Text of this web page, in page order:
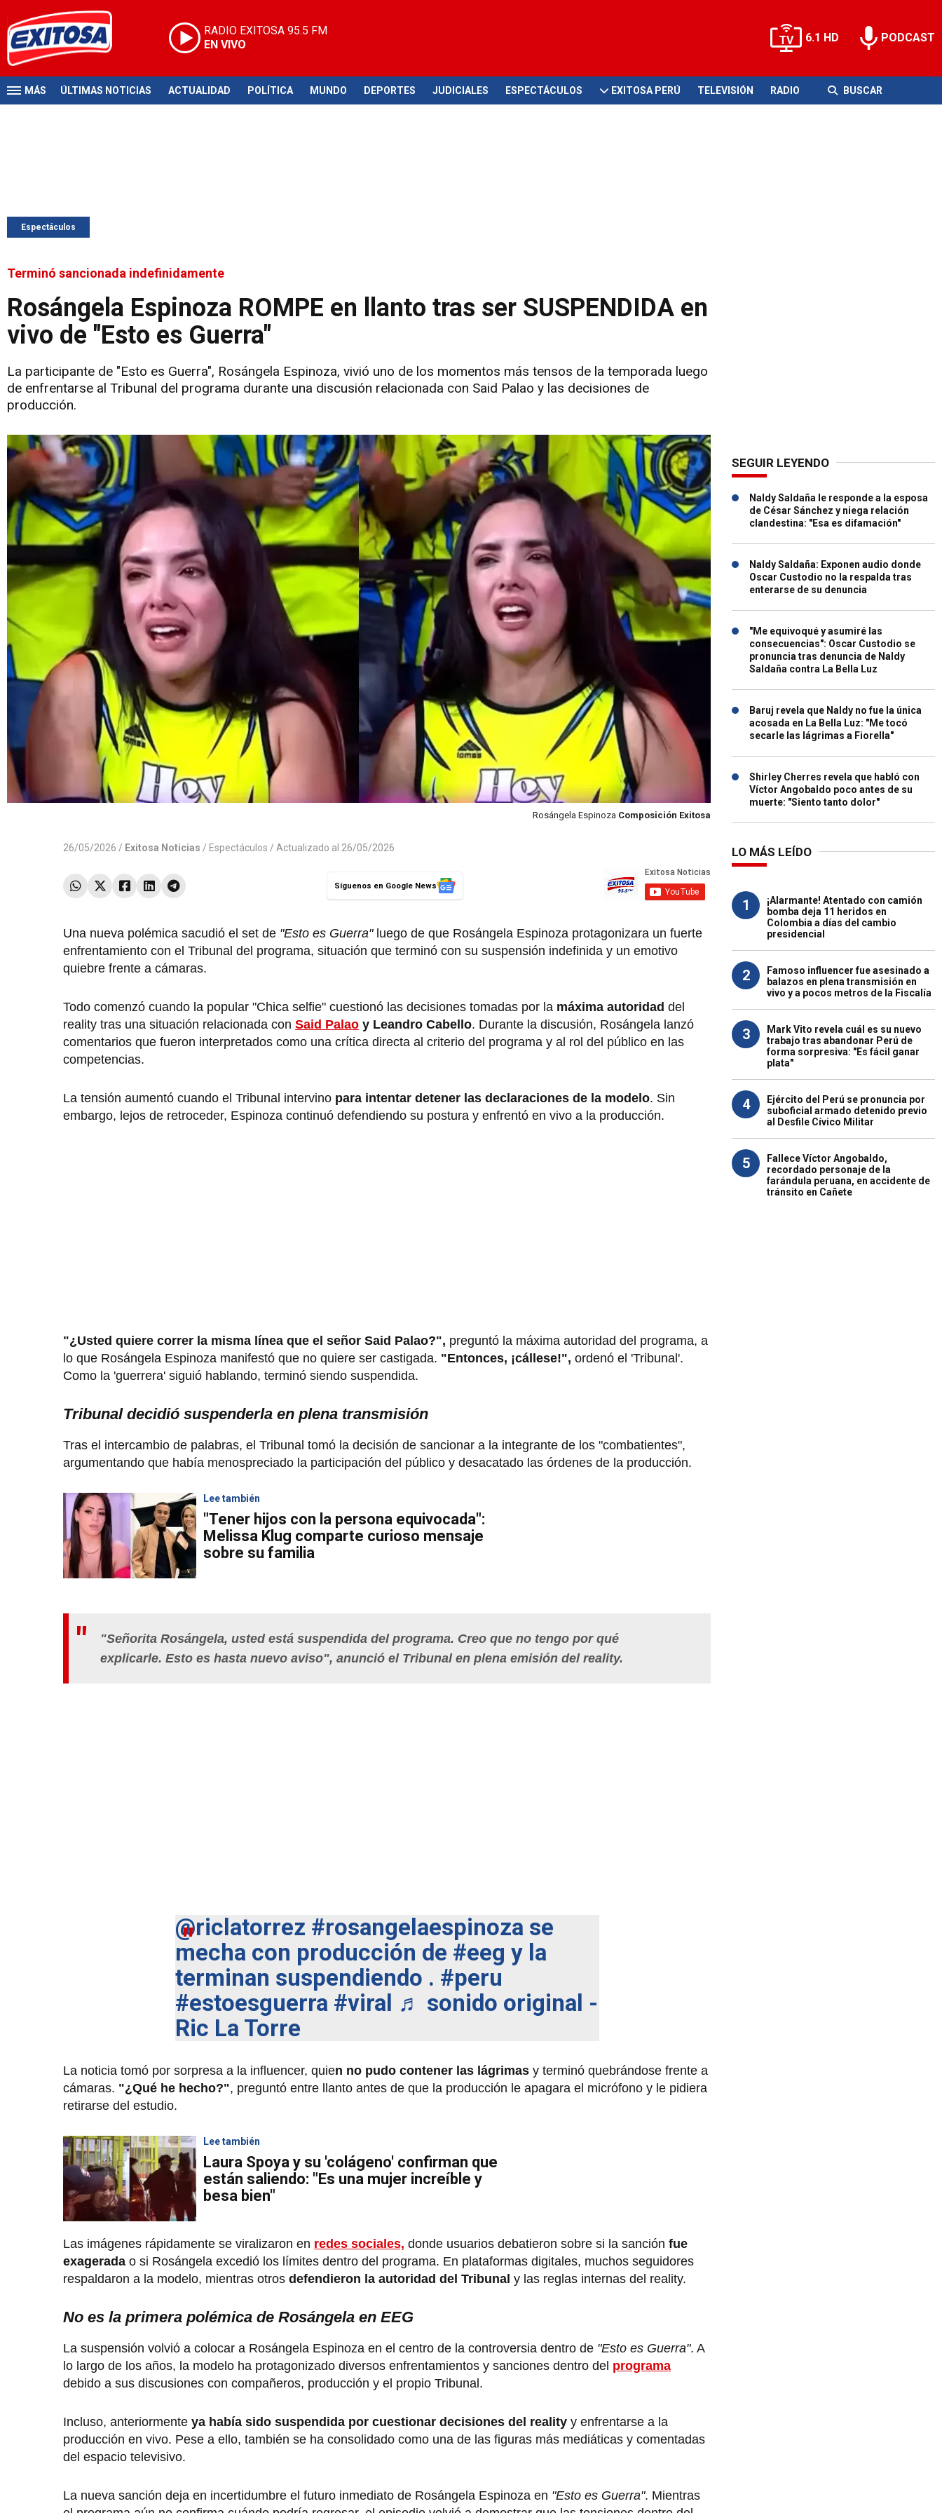
RADIO EXITOSA 95.5 FM
EN VIVO
6.1 HD PODCAST
MÁS ÚLTIMAS NOTICIAS ACTUALIDAD POLÍTICA MUNDO DEPORTES JUDICIALES ESPECTÁCULOS EXITOSA PERÚ TELEVISIÓN RADIO BUSCAR
Espectáculos
Terminó sancionada indefinidamente
Rosángela Espinoza ROMPE en llanto tras ser SUSPENDIDA en
vivo de "Esto es Guerra"
La participante de "Esto es Guerra", Rosángela Espinoza, vivió uno de los momentos más tensos de la temporada luego
de enfrentarse al Tribunal del programa durante una discusión relacionada con Said Palao y las decisiones de
producción.
Rosángela Espinoza Composición Exitosa
26/05/2026 / Exitosa Noticias / Espectáculos / Actualizado al 26/05/2026
Síguenos en Google News
Una nueva polémica sacudió el set de "Esto es Guerra"luego de que Rosángela Espinoza protagonizara un fuerte
enfrentamiento con el Tribunal del programa, situación que terminó con su suspensión indefinida y un emotivo
quiebre frente a cámaras.
Todo comenzó cuando la popular "Chica selfie" cuestionó las decisiones tomadas por la máxima autoridad del
reality tras una situación relacionada con Said Palao y Leandro Cabello. Durante la discusión, Rosángela lanzó
comentarios que fueron interpretados como una crítica directa al criterio del programa y al rol del público en las
competencias.
La tensión aumentó cuando el Tribunal intervino para intentar detener las declaraciones de la modelo. Sin
embargo, lejos de retroceder, Espinoza continuó defendiendo su postura y enfrentó en vivo a la producción.
"¿Usted quiere correr la misma línea que el señor Said Palao?", preguntó la máxima autoridad del programa, a
lo que Rosángela Espinoza manifestó que no quiere ser castigada. "Entonces, ¡cállese!", ordenó el 'Tribunal'.
Como la 'guerrera' siguió hablando, terminó siendo suspendida.
Tribunal decidió suspenderla en plena transmisión
Tras el intercambio de palabras, el Tribunal tomó la decisión de sancionar a la integrante de los "combatientes",
argumentando que había menospreciado la participación del público y desacatado las órdenes de la producción.
Lee también
"Tener hijos con la persona equivocada":
Melissa Klug comparte curioso mensaje
sobre su familia
"Señorita Rosángela, usted está suspendida del programa. Creo que no tengo por qué
explicarle. Esto es hasta nuevo aviso", anunció el Tribunal en plena emisión del reality.
@riclatorrez #rosangelaespinoza se
mecha con producción de #eeg y la
terminan suspendiendo . #peru
#estoesguerra #viral ♬ sonido original -
Ric La Torre
La noticia tomó por sorpresa a la influencer, quien no pudo contener las lágrimas y terminó quebrándose frente a
cámaras. "¿Qué he hecho?", preguntó entre llanto antes de que la producción le apagara el micrófono y le pidiera
retirarse del estudio.
Lee también
Laura Spoya y su 'colágeno' confirman que
están saliendo: "Es una mujer increíble y
besa bien"
Las imágenes rápidamente se viralizaron en redes sociales, donde usuarios debatieron sobre si la sanción fue
exagerada o si Rosángela excedió los límites dentro del programa. En plataformas digitales, muchos seguidores
respaldaron a la modelo, mientras otros defendieron la autoridad del Tribunal y las reglas internas del reality.
No es la primera polémica de Rosángela en EEG
La suspensión volvió a colocar a Rosángela Espinoza en el centro de la controversia dentro de "Esto es Guerra". A
lo largo de los años, la modelo ha protagonizado diversos enfrentamientos y sanciones dentro del programa
debido a sus discusiones con compañeros, producción y el propio Tribunal.
Incluso, anteriormente ya había sido suspendida por cuestionar decisiones del reality y enfrentarse a la
producción en vivo. Pese a ello, también se ha consolidado como una de las figuras más mediáticas y comentadas
del espacio televisivo.
La nueva sanción deja en incertidumbre el futuro inmediato de Rosángela Espinoza en "Esto es Guerra". Mientras
SEGUIR LEYENDO
Naldy Saldaña le responde a la esposa
de César Sánchez y niega relación
clandestina: "Esa es difamación"
Naldy Saldaña: Exponen audio donde
Oscar Custodio no la respalda tras
enterarse de su denuncia
"Me equivoqué y asumiré las
consecuencias": Oscar Custodio se
pronuncia tras denuncia de Naldy
Saldaña contra La Bella Luz
Baruj revela que Naldy no fue la única
acosada en La Bella Luz: "Me tocó
secarle las lágrimas a Fiorella"
Shirley Cherres revela que habló con
Víctor Angobaldo poco antes de su
muerte: "Siento tanto dolor"
LO MÁS LEÍDO
1
¡Alarmante! Atentado con camión
bomba deja 11 heridos en
Colombia a días del cambio
presidencial
2
Famoso influencer fue asesinado a
balazos en plena transmisión en
vivo y a pocos metros de la Fiscalía
3
Mark Vito revela cuál es su nuevo
trabajo tras abandonar Perú de
forma sorpresiva: "Es fácil ganar
plata"
4
Ejército del Perú se pronuncia por
suboficial armado detenido previo
al Desfile Cívico Militar
5
Fallece Víctor Angobaldo,
recordado personaje de la
farándula peruana, en accidente de
tránsito en Cañete